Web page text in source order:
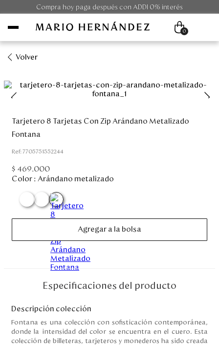
Compra hoy paga después con ADDI 0% interés
Hombre
Unisex
Viaje
Colecciones
Outlet
Mi cuenta
Servicio al cliente
Nuestras Tiendas
0
Volver
Tarjetero 8 Tarjetas Con Zip Arándano Metalizado
Fontana
:7705751552244
$ 469.000
Color : Arándano metalizado
Agregar a la bolsa
Especificaciones del producto
Descripción colección
Fontana es una colección con sofisticación contemporánea,
donde la intensidad del color se encuentra en el cuero. Esta
colección de billeteras, tarjeteros y monederos ha sido creada